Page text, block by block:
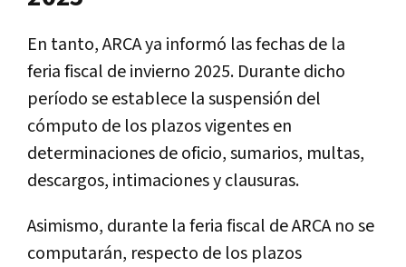
En tanto, ARCA ya informó las fechas de la
feria fiscal de invierno 2025. Durante dicho
período se establece la suspensión del
cómputo de los plazos vigentes en
determinaciones de oficio, sumarios, multas,
descargos, intimaciones y clausuras.
Asimismo, durante la feria fiscal de ARCA no se
computarán, respecto de los plazos